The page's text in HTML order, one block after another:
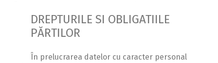
DREPTURILE SI OBLIGATIILE
PĂRTILOR
În prelucrarea datelor cu caracter personal